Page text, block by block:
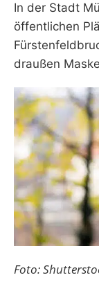
In der Stadt
öffentlichen
draußen
Foto: